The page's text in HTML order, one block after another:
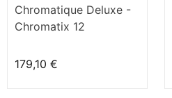
Chromatique Deluxe -
Chromatix 12
179,10 €